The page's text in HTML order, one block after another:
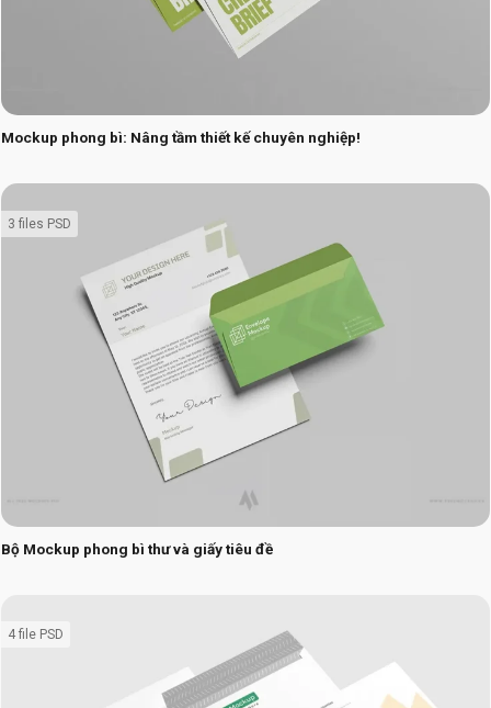
Mockup phong bì: Nâng tầm thiết kế chuyên nghiệp!
Bộ Mockup phong bì thư và giấy tiêu đề
3 files PSD
4 file PSD